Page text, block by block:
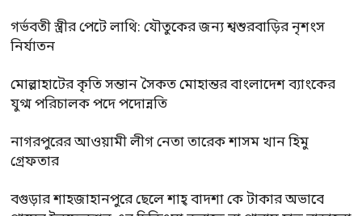
গর্ভবতী স্ত্রীর পেটে লাথি: যৌতুকের জন্য শ্বশুরবাড়ির নৃশংস
নির্যাতন
মোল্লাহাটের কৃতি সন্তান সৈকত মোহান্তর বাংলাদেশ ব্যাংকের
যুগ্ম পরিচালক পদে পদোন্নতি
নাগরপুরের আওয়ামী লীগ নেতা তারেক শাসম খান হিমু
গ্রেফতার
বগুড়ার শাহজাহানপুরে ছেলে শাহ্ বাদশা কে টাকার অভাবে